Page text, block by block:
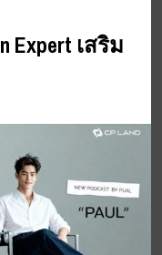
Expert เสริม